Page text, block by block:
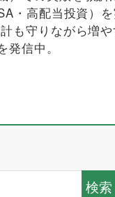
・高配当投資）
も守りながら増
発信中。
検索